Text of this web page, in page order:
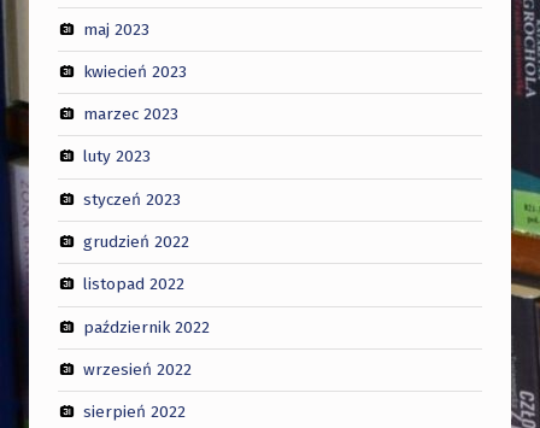
maj 2023
kwiecień 2023
marzec 2023
luty 2023
styczeń 2023
grudzień 2022
listopad 2022
październik 2022
wrzesień 2022
sierpień 2022